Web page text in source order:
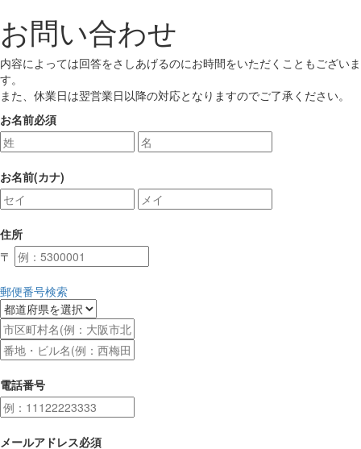
お問い合わせ
内容によっては回答をさしあげるのにお時間をいただくこともございま
す。
また、休業日は翌営業日以降の対応となりますのでご了承ください。
お名前必須
お名前(カナ)
住所
〒
郵便番号検索
電話番号
メールアドレス必須